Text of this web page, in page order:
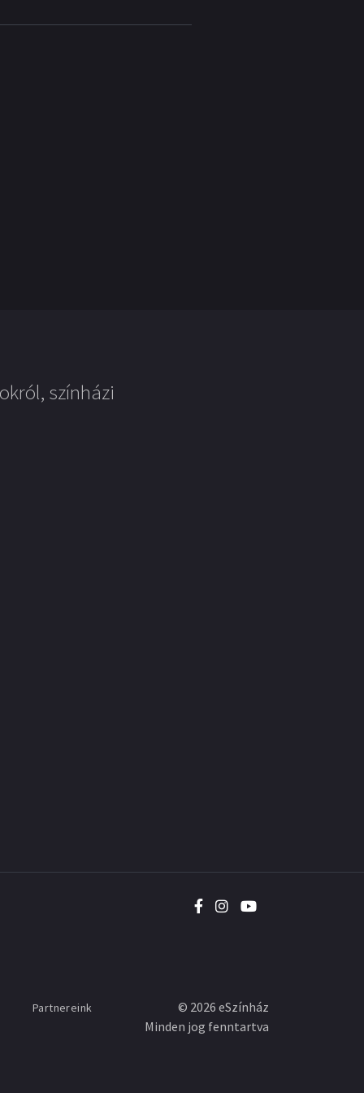
színházi
Partnereink © 2026 eSzínház
Minden jog fenntartva